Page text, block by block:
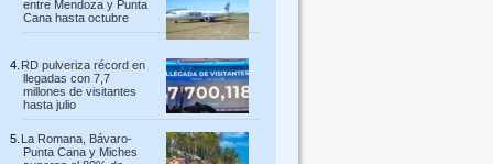
entre Mendoza y Punta
Cana hasta octubre
RD pulveriza récord en
llegadas con 7,7
millones de visitantes
hasta julio
La Romana, Bávaro-
Punta Cana y Miches